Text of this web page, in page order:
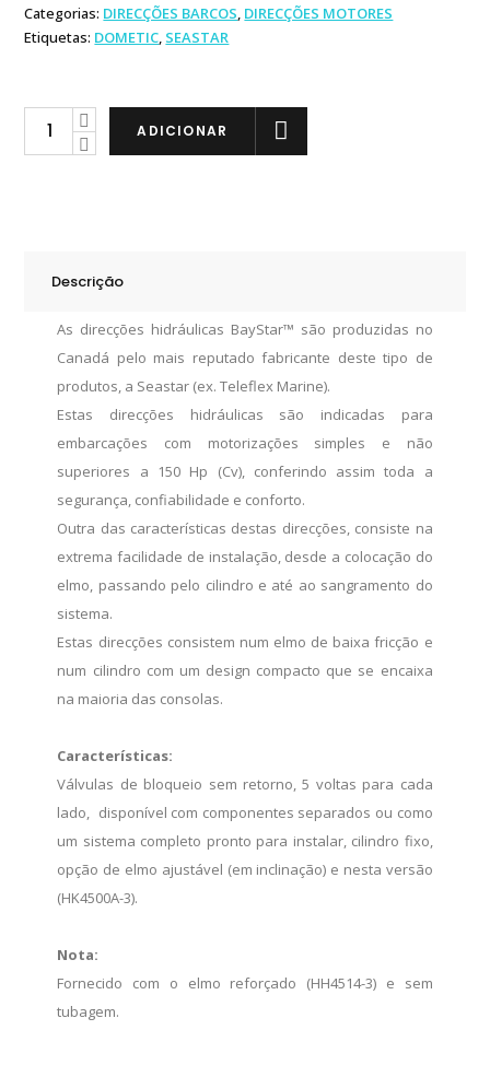
Categorias: DIRECÇÕES BARCOS, DIRECÇÕES MOTORES
Etiquetas: DOMETIC, SEASTAR
Seastar
ADICIONAR
Descrição
As direcções hidráulicas BayStar™ são produzidas no
Canadá pelo mais reputado fabricante deste tipo de
produtos, a Seastar (ex. Teleflex Marine).
Estas direcções hidráulicas são indicadas para
embarcações com motorizações simples e não
superiores a 150 Hp (Cv), conferindo assim toda a
segurança, confiabilidade e conforto.
Outra das características destas direcções, consiste na
extrema facilidade de instalação, desde a colocação do
elmo, passando pelo cilindro e até ao sangramento do
sistema.
Estas direcções consistem num elmo de baixa fricção e
num cilindro com um design compacto que se encaixa
na maioria das consolas.
Características:
Válvulas de bloqueio sem retorno, 5 voltas para cada
lado, disponível com componentes separados ou como
um sistema completo pronto para instalar, cilindro fixo,
opção de elmo ajustável (em inclinação) e nesta versão
(HK4500A-3).
Nota:
Fornecido com o elmo reforçado (HH4514-3) e sem
tubagem.